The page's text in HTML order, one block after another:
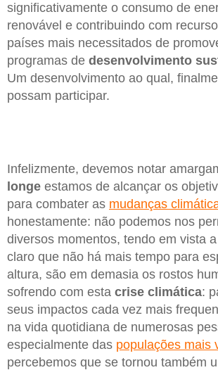
significativamente o consumo de
renovável e contribuindo com
países mais necessitados de
programas de desenvolvimento
Um desenvolvimento ao qual,
possam participar.
Infelizmente, devemos notar
longe estamos de alcançar os
para combater as mudanças
honestamente: não podemos nos
diversos momentos, tendo em vista a
claro que não há mais tempo para
altura, são em demasia os rostos
sofrendo com esta crise climática:
seus impactos cada vez mais
na vida quotidiana de numerosas
especialmente das populações mais
percebemos que se tornou também